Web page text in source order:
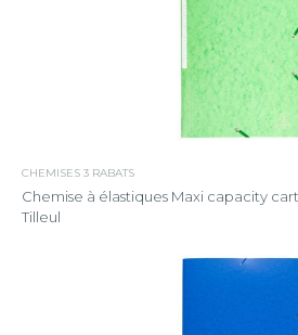
CHEMISES 3 RABATS
Chemise à élastiques Maxi capacity
Tilleul